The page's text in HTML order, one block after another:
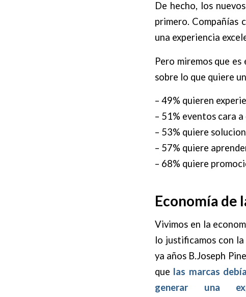
De hecho, los
primero. Compañías
una experiencia
Pero miremos que
sobre lo que quiere
– 49% quieren
– 51% eventos cara a
– 53% quiere
– 57% quiere
– 68% quiere
Economía de
Vivimos en la
lo justificamos con
ya años B.Joseph
que las marcas
generar una